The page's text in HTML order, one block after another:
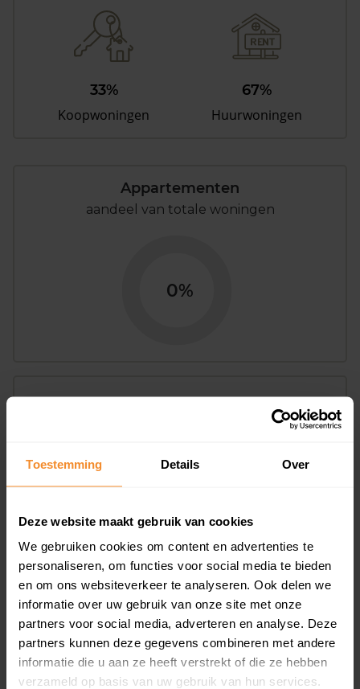
Toestemming Details Over
Deze website maakt gebruik van cookies
We gebruiken cookies om content en advertenties te
personaliseren, om functies voor social media te bieden
en om ons websiteverkeer te analyseren. Ook delen we
informatie over uw gebruik van onze site met onze
partners voor social media, adverteren en analyse. Deze
partners kunnen deze gegevens combineren met andere
informatie die u aan ze heeft verstrekt of die ze hebben
verzameld op basis van uw gebruik van hun services.
33%
Koopwoningen
67%
Huurwoningen
Appartementen
aandeel van totale woningen
0%
T/m 1945
16%
1946 - 1980
23%
1981 - 2007
56%
2008 of later
6%